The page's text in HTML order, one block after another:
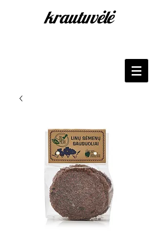
krautuvėlė